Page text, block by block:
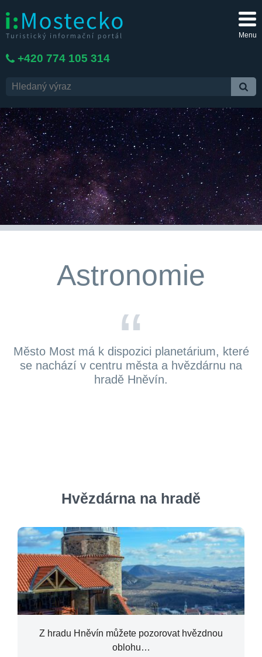
Menu
+420 774 105 314
Astronomie
“
Město Most má k dispozici planetárium, které
se nachází v centru města a hvězdárnu na
hradě Hněvín.
Hvězdárna na hradě
Z hradu Hněvín můžete pozorovat hvězdnou
oblohu…